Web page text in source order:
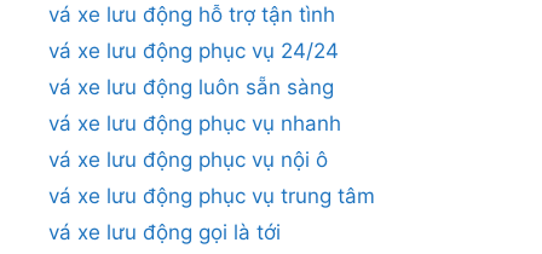
vá xe lưu động hỗ trợ tận tình
vá xe lưu động phục vụ 24/24
vá xe lưu động luôn sẵn sàng
vá xe lưu động phục vụ nhanh
vá xe lưu động phục vụ nội ô
vá xe lưu động phục vụ trung tâm
vá xe lưu động gọi là tới